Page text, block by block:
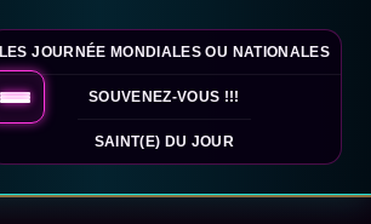
LES JOURNÉE MONDIALES OU NATIONALES
SOUVENEZ-VOUS !!!
SAINT(E) DU JOUR